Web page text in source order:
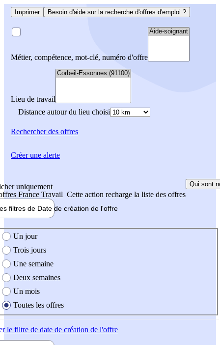
Imprimer Besoin d'aide sur la recherche d'offres d'emploi ?
Métier, compétence, mot-clé, numéro d'offre
Lieu de travail
Distance autour du lieu choisi
Rechercherdes offres
uniquement
France Travail Cette action recharge la liste des offres
Qui sont
filtres de Date de création de l'offre
création de l'offre
Un jour
Trois jours
Une semaine
Deux semaines
Un mois
Toutes les offres
le filtre de date de création de l'offre
Créer une alerte